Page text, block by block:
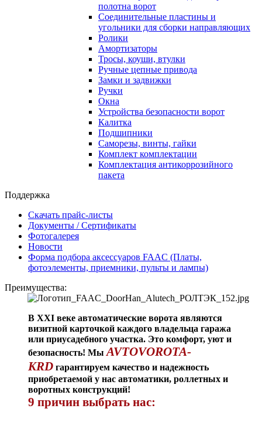
полотна ворот
Соединительные пластины и
угольники для сборки направляющих
Ролики
Амортизаторы
Тросы, коуши, втулки
Ручные цепные привода
Замки и задвижки
Ручки
Окна
Устройства безопасности ворот
Калитка
Подшипники
Саморезы, винты, гайки
Комплект комплектации
Комплектация антикоррозийного
пакета
Поддержка
Скачать прайс-листы
Документы / Сертификаты
Фотогалерея
Новости
Форма подбора аксессуаров FAAC (Платы,
фотоэлементы, приемники, пульты и лампы)
Преимущества:
В XXI веке автоматические ворота являются
визитной карточкой каждого владельца гаража
или приусадебного участка. Это комфорт, уют и
безопасность! Мы AVTOVOROTA-
KRD гарантируем качество и надежность
приобретаемой у нас автоматики, роллетных и
воротных конструкций!
9 причин выбрать нас: